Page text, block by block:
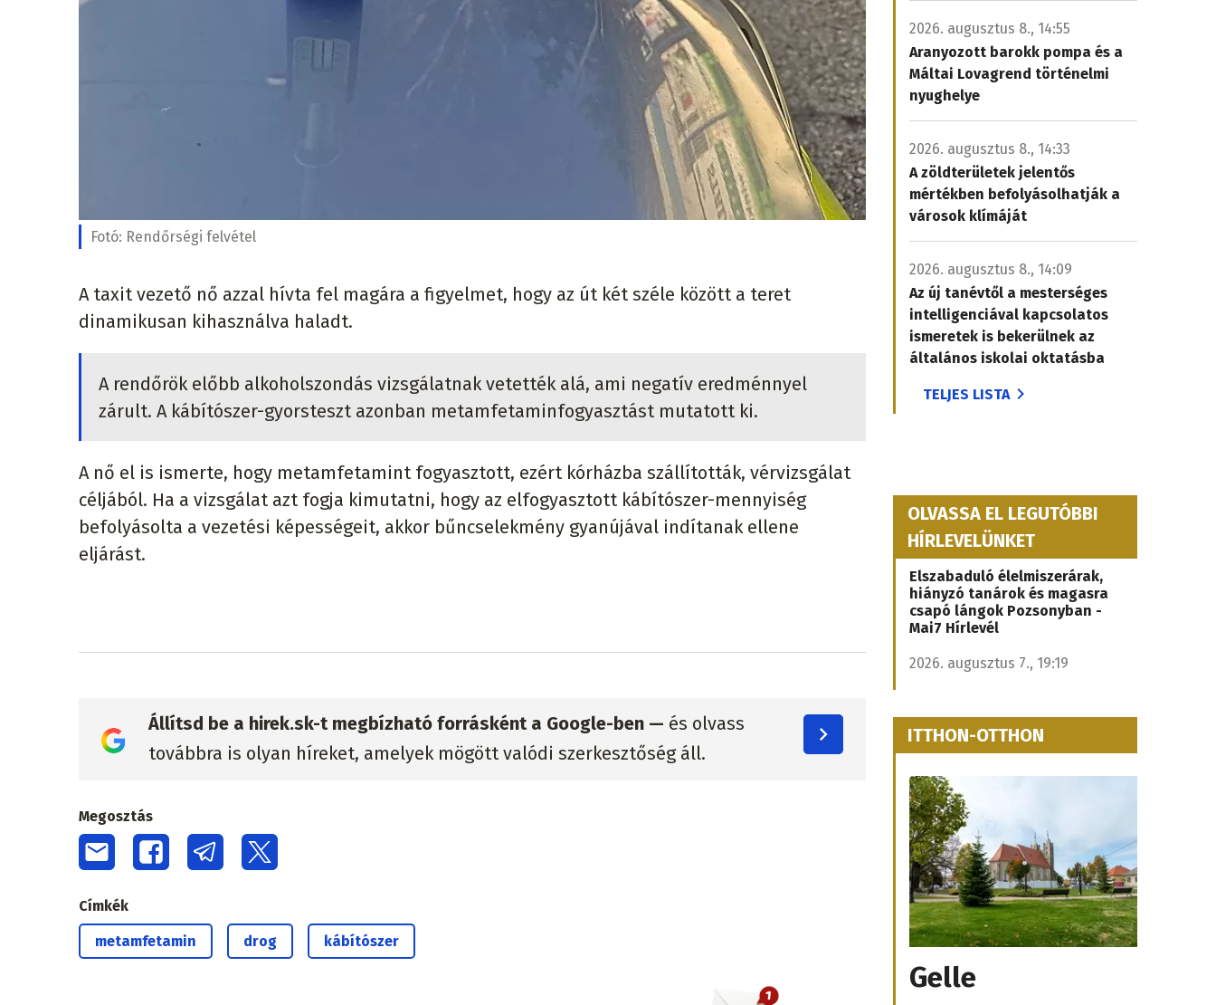
Fotó: Rendőrségi felvétel
A taxit vezető nő azzal hívta fel magára a figyelmet, hogy az út két széle között a teret
dinamikusan kihasználva haladt.
A rendőrök előbb alkoholszondás vizsgálatnak vetették alá, ami negatív eredménnyel
zárult. A kábítószer-gyorsteszt azonban metamfetaminfogyasztást mutatott ki.
A nő el is ismerte, hogy metamfetamint fogyasztott, ezért kórházba szállították, vérvizsgálat
céljából. Ha a vizsgálat azt fogja kimutatni, hogy az elfogyasztott kábítószer-mennyiség
befolyásolta a vezetési képességeit, akkor bűncselekmény gyanújával indítanak ellene
eljárást.
Állítsd be a hirek.sk-t megbízható forrásként a Google-ben — és olvass
továbbra is olyan híreket, amelyek mögött valódi szerkesztőség áll.
Megosztás
Címkék
metamfetamin drog kábítószer
2026. augusztus 8., 14:55
Aranyozott barokk pompa és a
Máltai Lovagrend történelmi
nyughelye
2026. augusztus 8., 14:33
A zöldterületek jelentős
mértékben befolyásolhatják a
városok klímáját
2026. augusztus 8., 14:09
Az új tanévtől a mesterséges
intelligenciával kapcsolatos
ismeretek is bekerülnek az
általános iskolai oktatásba
TELJES LISTA
OLVASSA EL LEGUTÓBBI
HÍRLEVELÜNKET
Elszabaduló élelmiszerárak,
hiányzó tanárok és magasra
csapó lángok Pozsonyban -
Mai7 Hírlevél
2026. augusztus 7., 19:19
ITTHON-OTTHON
Gelle